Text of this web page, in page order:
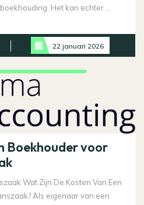
Het kan echter ...
22 januari 2026
Boekhouder voor
Wat Zijn De Kosten Van Een
Als eigenaar van een